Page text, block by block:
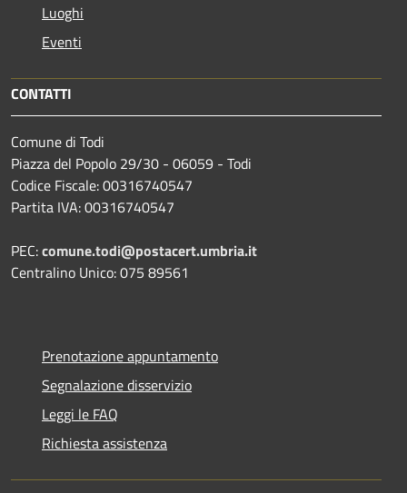
Luoghi
Eventi
CONTATTI
Comune di Todi
Piazza del Popolo 29/30 - 06059 - Todi
Codice Fiscale: 00316740547
Partita IVA: 00316740547
PEC:comune.todi@postacert.umbria.it
Centralino Unico: 075 89561
Prenotazione appuntamento
Segnalazione disservizio
Leggi le FAQ
Richiesta assistenza